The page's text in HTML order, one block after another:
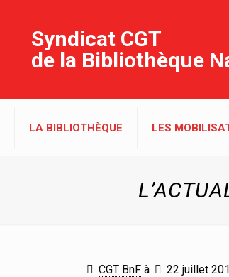
Syndicat CGT
de la Bibliothèque
LA BIBLIOTHÈQUE LES
CGT BnF à 22 juillet